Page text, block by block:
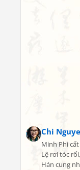
Chi
Minh Phi
Lệ rơi tóc
Hán cung